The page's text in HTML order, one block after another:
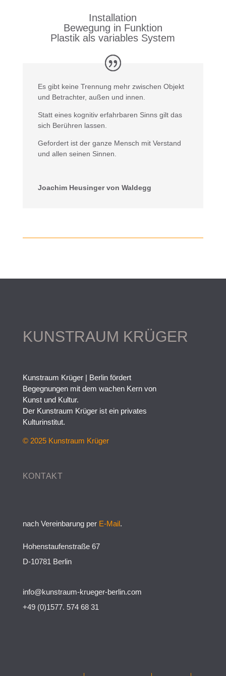
Installation
Bewegung in Funktion
Plastik als variables System
Es gibt keine Trennung mehr zwischen Objekt
und Betrachter, außen und innen.
Statt eines kognitiv erfahrbaren Sinns gilt das
sich Berühren lassen.
Gefordert ist der ganze Mensch mit Verstand
und allen seinen Sinnen.
Joachim Heusinger von Waldegg
KUNSTRAUM KRÜGER
Kunstraum Krüger | Berlin fördert
Begegnungen mit dem wachen Kern von
Kunst und Kultur.
Der Kunstraum Krüger ist ein privates
Kulturinstitut.
© 2025 Kunstraum Krüger
KONTAKT
nach Vereinbarung per E-Mail.
Hohenstaufenstraße 67
D-10781 Berlin
info@kunstraum-krueger-berlin.com
+49 (0)1577. 574 68 31